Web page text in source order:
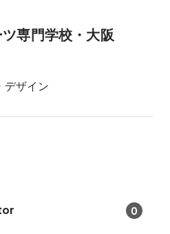
専門学校・大阪
デザイン
0